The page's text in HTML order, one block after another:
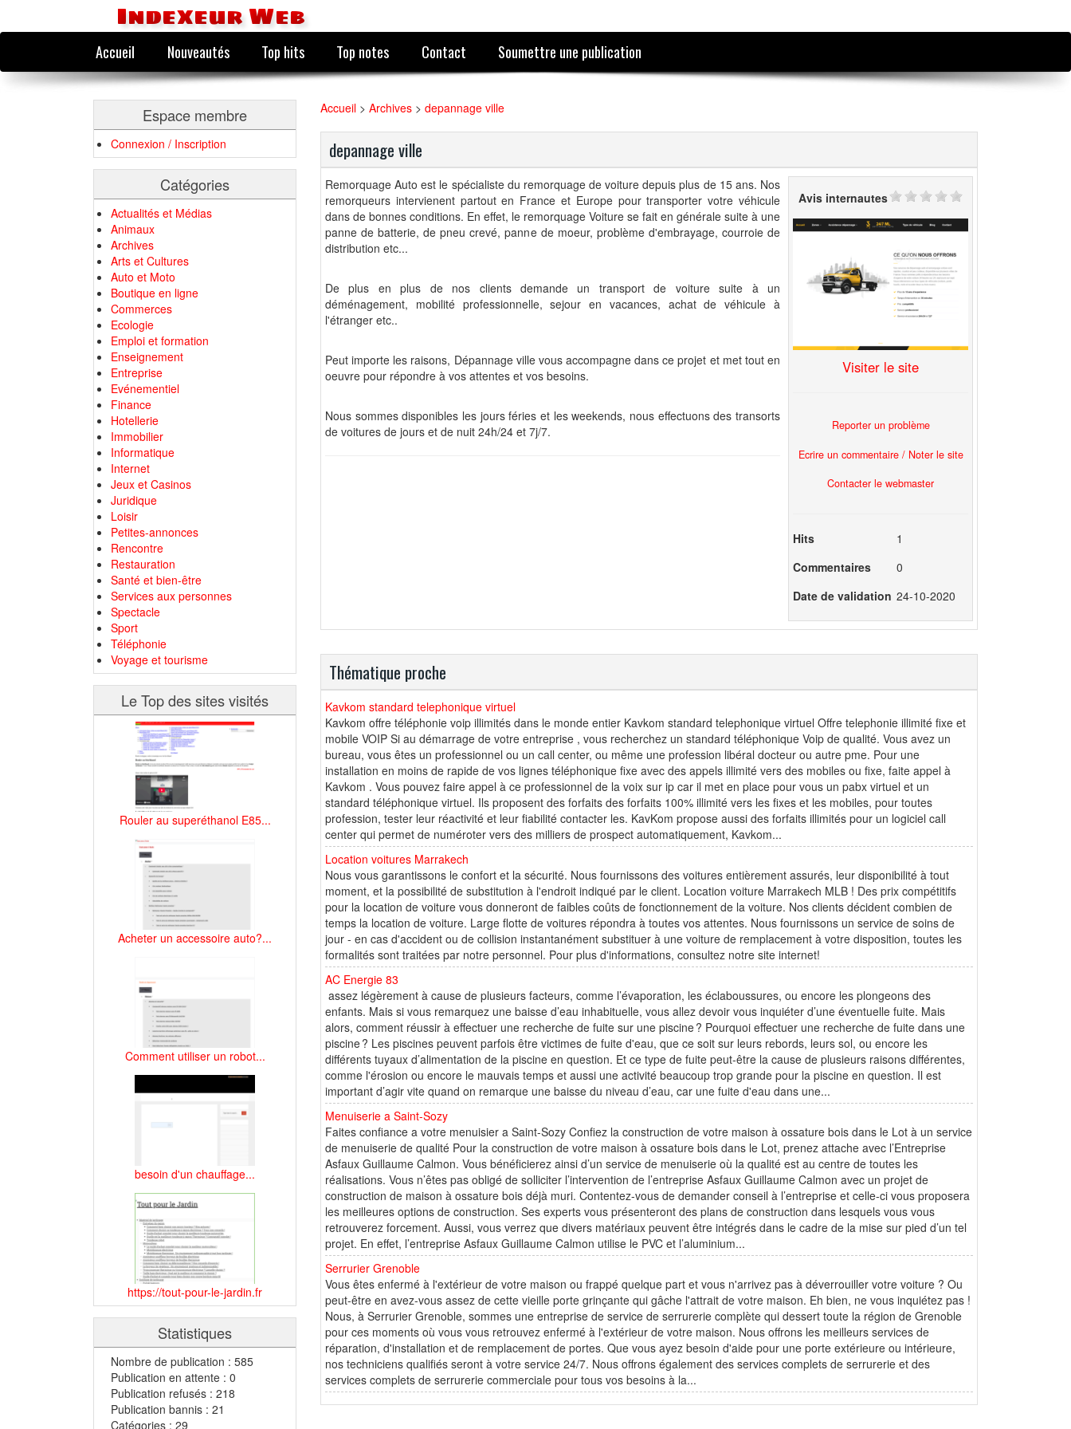
Indexeur Web
Accueil Nouveautés Top hits Top notes Contact Soumettre une publication
Espace membre
Connexion / Inscription
Catégories
Actualités et Médias
Animaux
Archives
Arts et Cultures
Auto et Moto
Boutique en ligne
Commerces
Ecologie
Emploi et formation
Enseignement
Entreprise
Evénementiel
Finance
Hotellerie
Immobilier
Informatique
Internet
Jeux et Casinos
Juridique
Loisir
Petites-annonces
Rencontre
Restauration
Santé et bien-être
Services aux personnes
Spectacle
Sport
Téléphonie
Voyage et tourisme
Le Top des sites visités
Rouler au superéthanol E85...
Acheter un accessoire auto?...
Comment utiliser un robot...
besoin d'un chauffage...
https://tout-pour-le-jardin.fr
Statistiques
Nombre de publication : 585
Publication en attente : 0
Publication refusés : 218
Publication bannis : 21
Catégories : 29
Accueil > Archives > depannage ville
depannage ville
Remorquage Auto est le spécialiste du remorquage de voiture depuis plus de 15 ans. Nos
remorqueurs intervienent partout en France et Europe pour transporter votre véhicule
dans de bonnes conditions. En effet, le remorquage Voiture se fait en générale suite à une
panne de batterie, de pneu crevé, panne de moeur, problème d'embrayage, courroie de
distribution etc...
De plus en plus de nos clients demande un transport de voiture suite à un
déménagement, mobilité professionnelle, sejour en vacances, achat de véhicule à
l'étranger etc..
Peut importe les raisons, Dépannage ville vous accompagne dans ce projet et met tout en
oeuvre pour répondre à vos attentes et vos besoins.
Nous sommes disponibles les jours féries et les weekends, nous effectuons des transorts
de voitures de jours et de nuit 24h/24 et 7j/7.
Avis internautes
Visiter le site
Reporter un problème
Ecrire un commentaire / Noter le site
Contacter le webmaster
Hits
1
Commentaires
0
Date de validation 24-10-2020
Thématique proche
Kavkom standard telephonique virtuel
Kavkom offre téléphonie voip illimités dans le monde entier Kavkom standard telephonique virtuel Offre telephonie illimité fixe et
mobile VOIP Si au démarrage de votre entreprise , vous recherchez un standard téléphonique Voip de qualité. Vous avez un
bureau, vous êtes un professionnel ou un call center, ou même une profession libéral docteur ou autre pme. Pour une
installation en moins de rapide de vos lignes téléphonique fixe avec des appels illimité vers des mobiles ou fixe, faite appel à
Kavkom . Vous pouvez faire appel à ce professionnel de la voix sur ip car il met en place pour vous un pabx virtuel et un
standard téléphonique virtuel. Ils proposent des forfaits des forfaits 100% illimité vers les fixes et les mobiles, pour toutes
profession, tester leur réactivité et leur fiabilité contacter les. KavKom propose aussi des forfaits illimités pour un logiciel call
center qui permet de numéroter vers des milliers de prospect automatiquement, Kavkom...
Location voitures Marrakech
Nous vous garantissons le confort et la sécurité. Nous fournissons des voitures entièrement assurés, leur disponibilité à tout
moment, et la possibilité de substitution à l'endroit indiqué par le client. Location voiture Marrakech MLB ! Des prix compétitifs
pour la location de voiture vous donneront de faibles coûts de fonctionnement de la voiture. Nos clients décident combien de
temps la location de voiture. Large flotte de voitures répondra à toutes vos attentes. Nous fournissons un service de soins de
jour - en cas d'accident ou de collision instantanément substituer à une voiture de remplacement à votre disposition, toutes les
formalités sont traitées par notre personnel. Pour plus d'informations, consultez notre site internet!
AC Energie 83
assez légèrement à cause de plusieurs facteurs, comme l’évaporation, les éclaboussures, ou encore les plongeons des
enfants. Mais si vous remarquez une baisse d’eau inhabituelle, vous allez devoir vous inquiéter d’une éventuelle fuite. Mais
alors, comment réussir à effectuer une recherche de fuite sur une piscine ? Pourquoi effectuer une recherche de fuite dans une
piscine ? Les piscines peuvent parfois être victimes de fuite d'eau, que ce soit sur leurs rebords, leurs sol, ou encore les
différents tuyaux d’alimentation de la piscine en question. Et ce type de fuite peut-être la cause de plusieurs raisons différentes,
comme l'érosion ou encore le mauvais temps et aussi une activité beaucoup trop grande pour la piscine en question. Il est
important d’agir vite quand on remarque une baisse du niveau d’eau, car une fuite d'eau dans une...
Menuiserie a Saint-Sozy
Faites confiance a votre menuisier a Saint-Sozy Confiez la construction de votre maison à ossature bois dans le Lot à un service
de menuiserie de qualité Pour la construction de votre maison à ossature bois dans le Lot, prenez attache avec l’Entreprise
Asfaux Guillaume Calmon. Vous bénéficierez ainsi d’un service de menuiserie où la qualité est au centre de toutes les
réalisations. Vous n’êtes pas obligé de solliciter l’intervention de l’entreprise Asfaux Guillaume Calmon avec un projet de
construction de maison à ossature bois déjà muri. Contentez-vous de demander conseil à l’entreprise et celle-ci vous proposera
les meilleures options de construction. Ses experts vous présenteront des plans de construction dans lesquels vous vous
retrouverez forcement. Aussi, vous verrez que divers matériaux peuvent être intégrés dans le cadre de la mise sur pied d’un tel
projet. En effet, l’entreprise Asfaux Guillaume Calmon utilise le PVC et l’aluminium...
Serrurier Grenoble
Vous êtes enfermé à l'extérieur de votre maison ou frappé quelque part et vous n'arrivez pas à déverrouiller votre voiture ? Ou
peut-être en avez-vous assez de cette vieille porte grinçante qui gâche l'attrait de votre maison. Eh bien, ne vous inquiétez pas !
Nous, à Serrurier Grenoble, sommes une entreprise de service de serrurerie complète qui dessert toute la région de Grenoble
pour ces moments où vous vous retrouvez enfermé à l'extérieur de votre maison. Nous offrons les meilleurs services de
réparation, d'installation et de remplacement de portes. Que vous ayez besoin d'aide pour une porte extérieure ou intérieure,
nos techniciens qualifiés seront à votre service 24/7. Nous offrons également des services complets de serrurerie et des
services complets de serrurerie commerciale pour tous vos besoins à la...